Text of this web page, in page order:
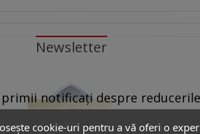
cookie-uri pentru a vă oferi o
Newsletter
notificați despre